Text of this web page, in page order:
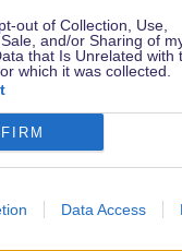
out of Collection, Use,
and/or Sharing of
that Is Unrelated with
which it was collected.
Data Access
Teilnehmerliste 2018!
wurde gestrichen,
auf die Losung